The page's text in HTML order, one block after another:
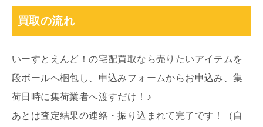
買取の流れ
いーすとえんど！の宅配買取なら売りたいアイテムを
段ボールへ梱包し、申込みフォームからお申込み、集
荷日時に集荷業者へ渡すだけ！♪
あとは査定結果の連絡・振り込まれて完了です！（自